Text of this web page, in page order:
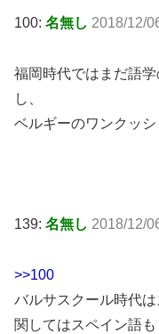
100: 名無し 2018/12/
福岡時代ではまだ語
し、
ベルギーのワンクッ
139: 名無し 2018/12/
>>100
バルサスクール時代
関してはスペイン語も